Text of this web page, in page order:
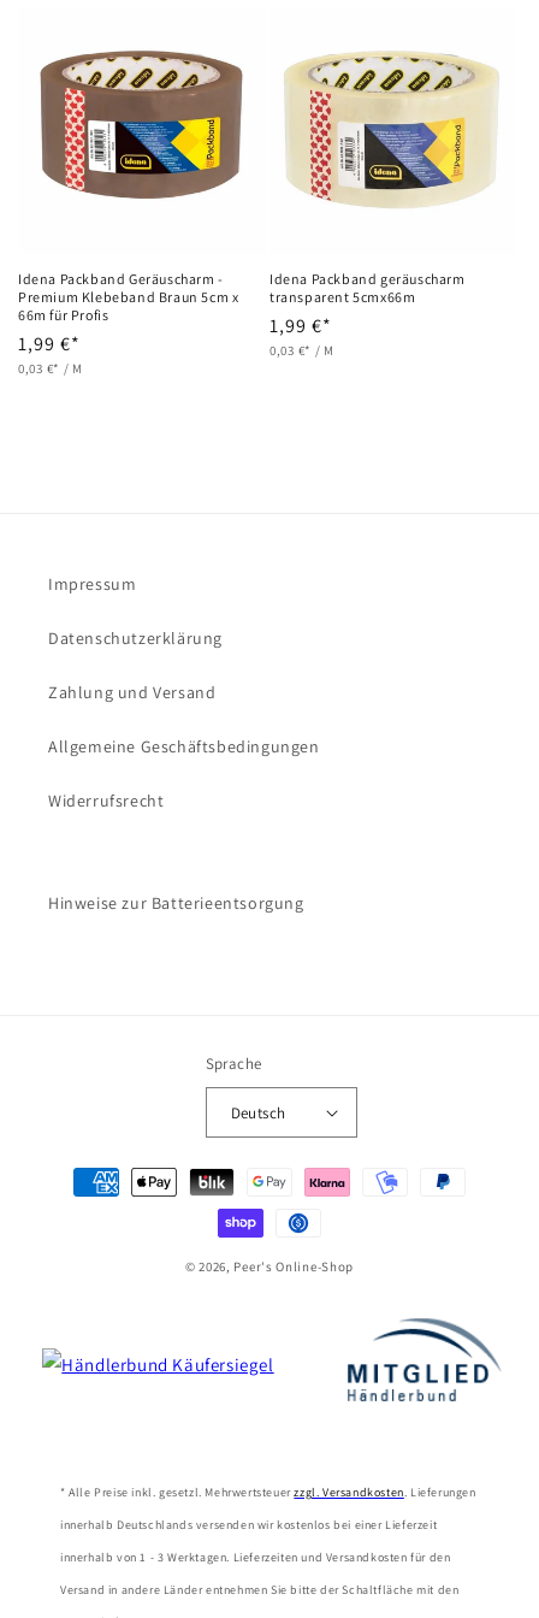
:
Idena Packband Geräuscharm -
Premium Klebeband Braun 5cm x
66m für Profis
Normaler
Preis
1,99 €*
GRUNDPREIS
0,03 €* / PRO
M
Idena Packband geräuscharm
transparent 5cmx66m
Normaler
Preis
1,99 €*
GRUNDPREIS
0,03 €* / PRO
M
Impressum
Datenschutzerklärung
Zahlung und Versand
Allgemeine Geschäftsbedingungen
Widerrufsrecht
Hinweise zur Batterieentsorgung
Sprache
Deutsch
Zahlungsmethoden
© 2026, Peer's Online-Shop
* Alle Preise inkl. gesetzl. Mehrwertsteuerzzgl. Versandkosten. Lieferungen
innerhalb Deutschlands versenden wir kostenlos bei einer Lieferzeit
innerhalb von 1 - 3 Werktagen. Lieferzeiten und Versandkosten für den
Versand in andere Länder entnehmen Sie bitte der Schaltfläche mit den